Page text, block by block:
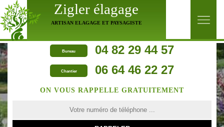
Zigler élagage
ARTISAN ELAGAGE ET PAYSAGISTE
Bureau 04 82 29 44 57
Chantier 06 64 46 22 27
ON VOUS RAPPELLE GRATUITEMENT